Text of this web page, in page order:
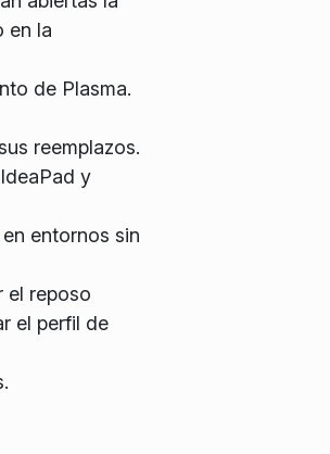
en la
de Plasma.
reemplazos.
y
entornos sin
el reposo
el perfil de